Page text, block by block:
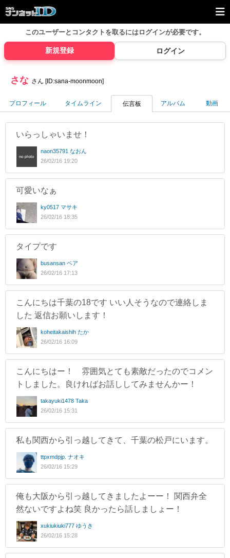
このユーザーとコンタクトを取るにはログインが必要です。
新規登録 ログイン
さな さん [ID:sana-moonmoon]
プロフィール タイムライン 伝言板 アルバム 動画
いらっしゃいませ！
naon35791 なおん
26/02/16 19:20
可愛いなぁ
ky0517 マサキ
26/02/16 18:35
タイプです
busansan ベア
26/02/16 17:13
こんにちは千葉の18です いい人そうなので連絡しま
した 返信お願いします！
koheitakaishih たか
26/02/16 16:09
こんにちはー！ 雰囲気とても素敵だったのでコメン
トしました。良ければお話ししてみませんかー！
takayuki1478 Taka
26/02/16 15:31
私も関西から引っ越してきて、千葉の松戸にいます。
ttpxmdpjp. ナオキ
26/02/16 15:29
俺も大阪から引っ越してきましたよーー！ 関西弁全
然ないですよね笑 良かったら話しましょー！
xukiukiuki777 ゆうき
26/02/16 15:28